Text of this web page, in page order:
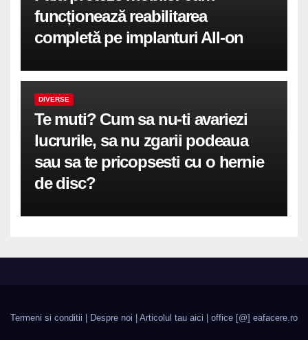
funcționează reabilitarea
completă pe implanturi All-on
DIVERSE
Te muti? Cum sa nu-ti avariezi
lucrurile, sa nu zgarii podeaua
sau sa te pricopsesti cu o hernie
de disc?
Termeni si conditii Despre noi Articolul tau aici | office [@] eafacere.ro